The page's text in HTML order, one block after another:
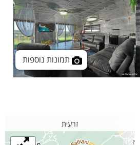
תמונות נוספות
זרעית